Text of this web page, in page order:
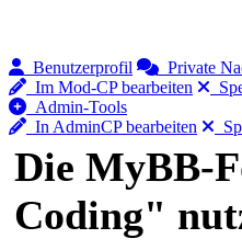
Benutzerprofil Private
Im Mod-CP bearbeiten
Admin-Tools
In AdminCP bearbeiten
Die MyBB-
Coding"